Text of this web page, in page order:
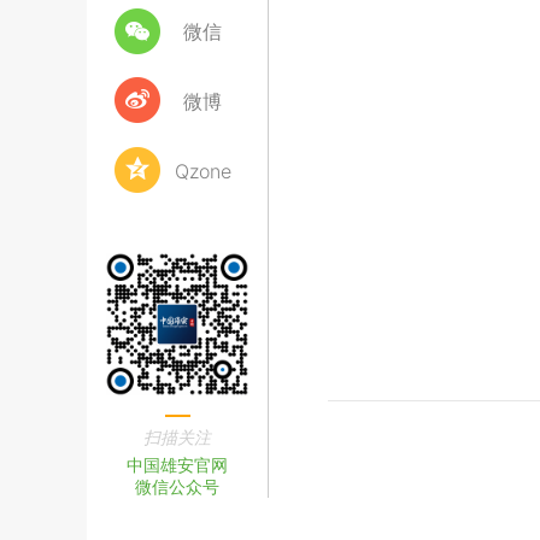
微信
微博
Qzone
扫描关注
中国雄安官网
微信公众号